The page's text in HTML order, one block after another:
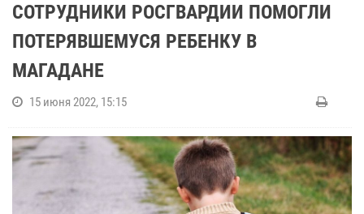
СОТРУДНИКИ РОСГВАРДИИ ПОМОГЛИ
ПОТЕРЯВШЕМУСЯ РЕБЕНКУ В
МАГАДАНЕ
15 июня 2022, 15:15